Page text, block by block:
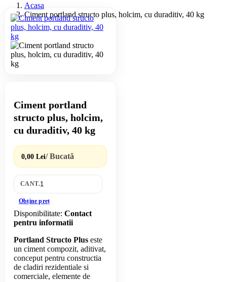
Acasa
Ciment portland structo plus, holcim, cu duraditiv, 40 kg
Ciment portland
structo plus, holcim,
cu duraditiv, 40 kg
0,00 Lei/ Bucată
CANT.
Obține preț
Disponibilitate: Contact
pentru informatii
Portland Structo Plus este
un ciment compozit, aditivat,
conceput pentru constructia
de cladiri rezidentiale si
comerciale, elemente de